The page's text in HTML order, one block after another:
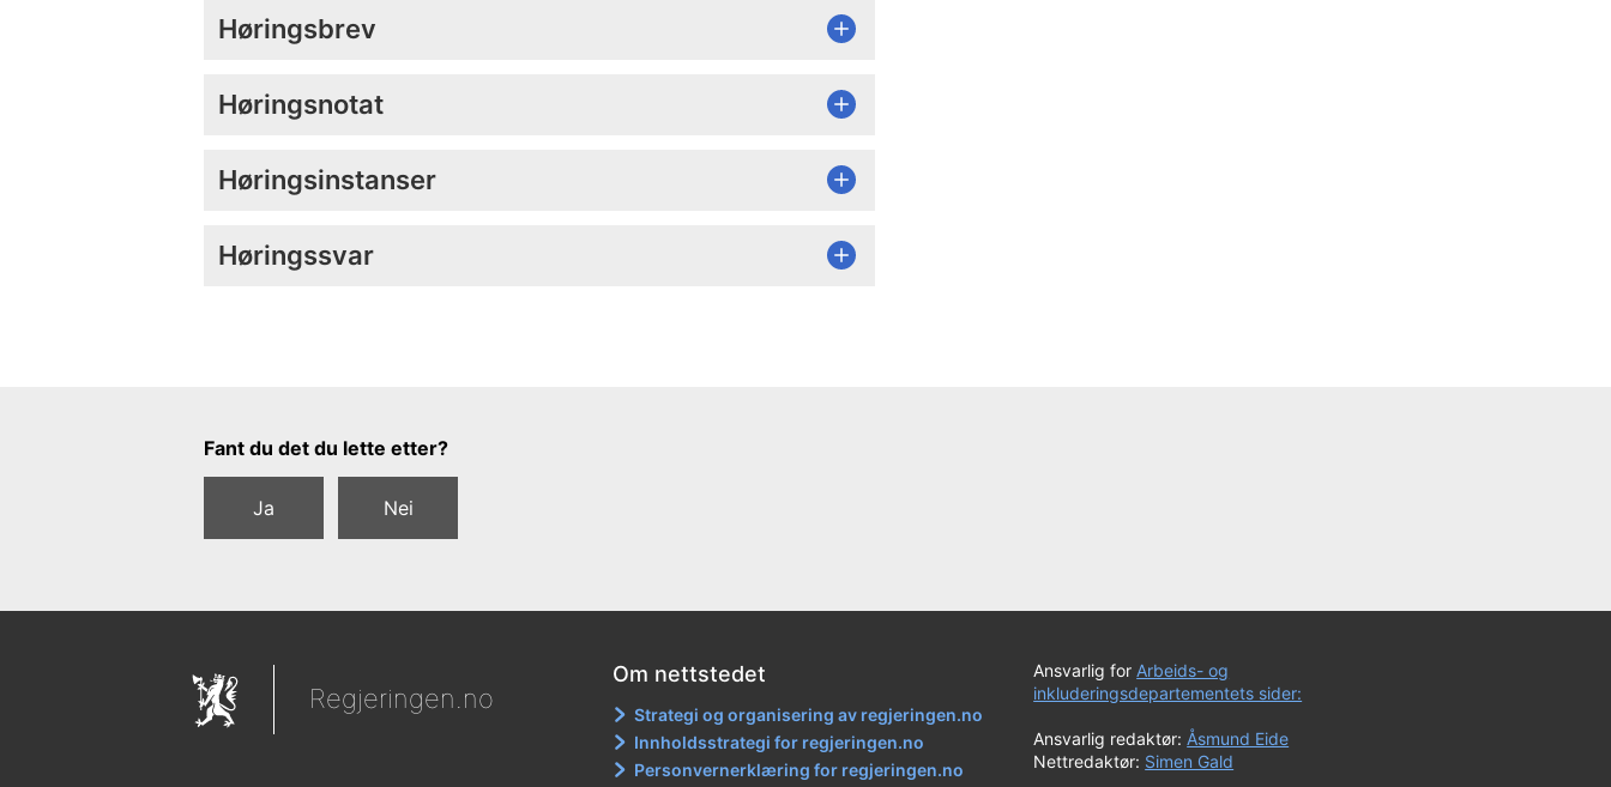
Høringsbrev
Høringsnotat
Høringsinstanser
Høringssvar
Tilbakemeldingsskjema
Fant du det du lette etter?
Ja Nei
Regjeringen.no
Om nettstedet
Strategi og organisering av regjeringen.no
Innholdsstrategi for regjeringen.no
Personvernerklæring for regjeringen.no
Ansvarlig for Arbeids- og
inkluderingsdepartementets sider:
Ansvarlig redaktør: Åsmund Eide
Nettredaktør: Simen Gald